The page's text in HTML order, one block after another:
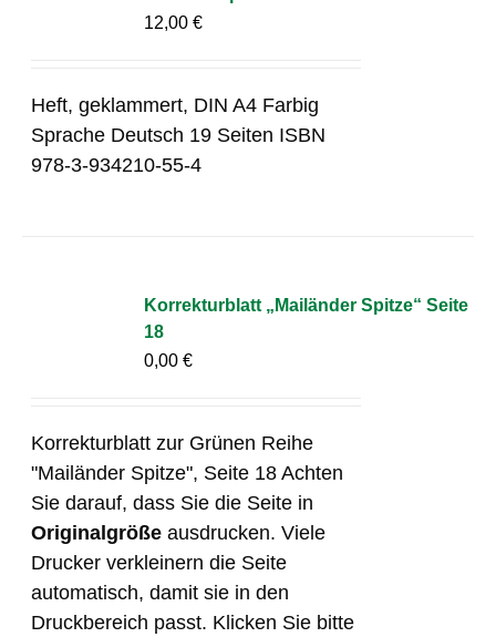
12,00€
Heft, geklammert, DIN A4 Farbig
Sprache Deutsch 19 Seiten ISBN
978-3-934210-55-4
Korrekturblatt „Mailänder Spitze“ Seite
18
0,00€
Korrekturblatt zur Grünen Reihe
"Mailänder Spitze", Seite 18 Achten
Sie darauf, dass Sie die Seite in
Originalgröße ausdrucken. Viele
Drucker verkleinern die Seite
automatisch, damit sie in den
Druckbereich passt. Klicken Sie bitte